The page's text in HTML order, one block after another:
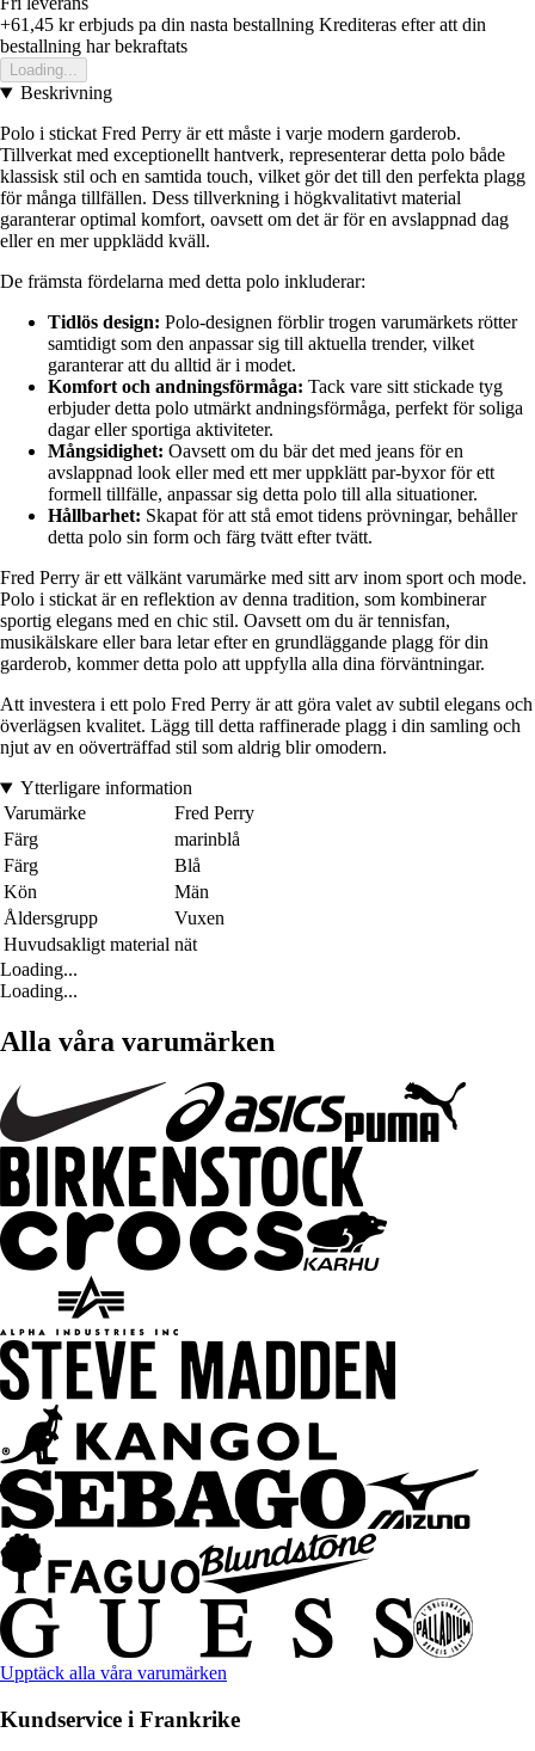
+61,45 krerbjuds pa din nasta bestallning Krediteras efter att din
bestallning har bekraftats
Loading...
Beskrivning
Polo i stickat Fred Perry är ett måste i varje modern garderob.
Tillverkat med exceptionellt hantverk, representerar detta polo både
klassisk stil och en samtida touch, vilket gör det till den perfekta plagg
för många tillfällen. Dess tillverkning i högkvalitativt material
garanterar optimal komfort, oavsett om det är för en avslappnad dag
eller en mer uppklädd kväll.
De främsta fördelarna med detta polo inkluderar:
Tidlös design: Polo-designen förblir trogen varumärkets rötter
samtidigt som den anpassar sig till aktuella trender, vilket
garanterar att du alltid är i modet.
Komfort och andningsförmåga: Tack vare sitt stickade tyg
erbjuder detta polo utmärkt andningsförmåga, perfekt för soliga
dagar eller sportiga aktiviteter.
Mångsidighet: Oavsett om du bär det med jeans för en
avslappnad look eller med ett mer uppklätt par-byxor för ett
formell tillfälle, anpassar sig detta polo till alla situationer.
Hållbarhet: Skapat för att stå emot tidens prövningar, behåller
detta polo sin form och färg tvätt efter tvätt.
Fred Perry är ett välkänt varumärke med sitt arv inom sport och mode.
Polo i stickat är en reflektion av denna tradition, som kombinerar
sportig elegans med en chic stil. Oavsett om du är tennisfan,
musikälskare eller bara letar efter en grundläggande plagg för din
garderob, kommer detta polo att uppfylla alla dina förväntningar.
Att investera i ett polo Fred Perry är att göra valet av subtil elegans och
överlägsen kvalitet. Lägg till detta raffinerade plagg i din samling och
njut av en oöverträffad stil som aldrig blir omodern.
Ytterligare information
Varumärke
Fred Perry
Färg
marinblå
Färg
Blå
Kön
Män
Åldersgrupp
Vuxen
Huvudsakligt material nät
Loading...
Loading...
Alla våra varumärken
Upptäck alla våra varumärken
Kundservice i Frankrike